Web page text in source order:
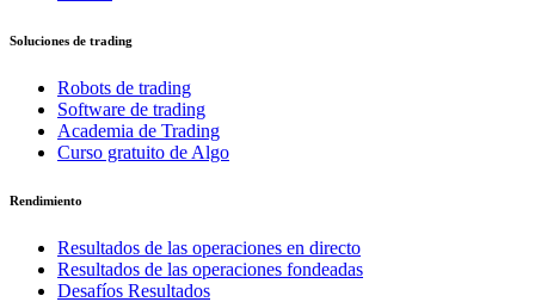
Soluciones de trading
Robots de trading
Software de trading
Academia de Trading
Curso gratuito de Algo
Rendimiento
Resultados de las operaciones en directo
Resultados de las operaciones fondeadas
Desafíos Resultados